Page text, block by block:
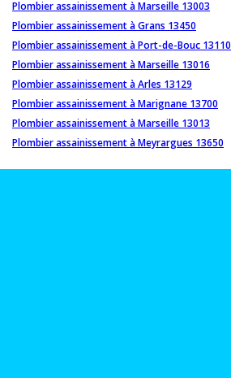
Plombier assainissement à Marseille 13003
Plombier assainissement à Grans 13450
Plombier assainissement à Port-de-Bouc 13110
Plombier assainissement à Marseille 13016
Plombier assainissement à Arles 13129
Plombier assainissement à Marignane 13700
Plombier assainissement à Marseille 13013
Plombier assainissement à Meyrargues 13650